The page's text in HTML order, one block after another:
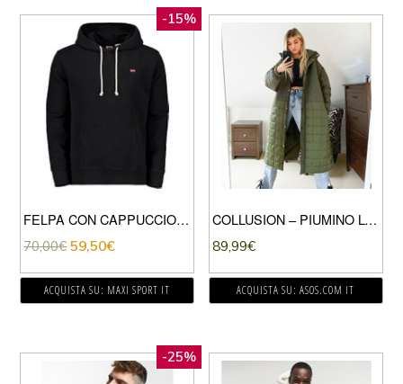
-15%
FELPA CON CAPPUCCIO ORIGINAL
70,00€ 59,50€
ACQUISTA SU: MAXI SPORT IT
COLLUSION – PIUMINO LUNGO TRAPUNTATO MISTO VERDE
89,99€
ACQUISTA SU: ASOS.COM IT
-25%